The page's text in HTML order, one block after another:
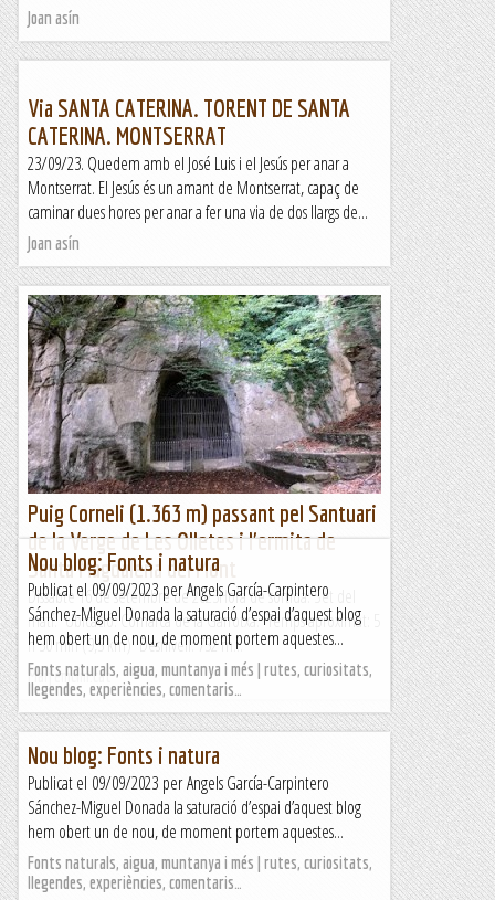
Joan asín
Via SANTA CATERINA. TORENT DE SANTA
CATERINA. MONTSERRAT
23/09/23. Quedem amb el José Luis i el Jesús per anar a
Montserrat. El Jesús és un amant de Montserrat, capaç de
caminar dues hores per anar a fer una via de dos llargs de...
Joan asín
Puig Corneli (1.363 m) passant pel Santuari
de la Verge de Les Olletes i l'ermita de
Santa Magdalena del Mont
Dissabte 16 de setembre de 2023Hora de sortida: Set del
matí. Ubicació: Comarca de la Garrotxa. Temps aproximat: 5
h 30 min (9,3 km) Desnivell: 732 m...
Maifemcim.cat
Nou blog: Fonts i natura
Publicat el 09/09/2023 per Angels García-Carpintero
Sánchez-Miguel Donada la saturació d’espai d’aquest blog
hem obert un de nou, de moment portem aquestes...
Fonts naturals, aigua, muntanya i més | rutes, curiositats,
llegendes, experiències, comentaris…
Nou blog: Fonts i natura
Publicat el 09/09/2023 per Angels García-Carpintero
Sánchez-Miguel Donada la saturació d’espai d’aquest blog
hem obert un de nou, de moment portem aquestes...
Fonts naturals, aigua, muntanya i més | rutes, curiositats,
llegendes, experiències, comentaris…